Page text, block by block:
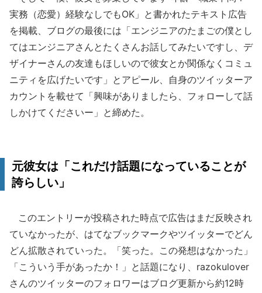
実務（恋愛）経験なしでもOK」と書かれたテキスト広告
を掲載、ブログの最後には「エンジニアのたまごの僕とし
てはエンジニアさんとたくさんお話してみたいですし、デ
ザイナーさんの友達もほしいので彼女とか関係なくコミュ
ニティを広げたいです」とアピール、自身のツイッターア
カウントを載せて「興味がありましたら、フォローして話
しかけてくださいー」と締めた。
元彼女は「これだけ話題になっていることが
誇らしい」
このエントリーが投稿された時点で広告はまだ反映され
ていなかったが、はてなブックマークやツイッターでどん
どん拡散されていった。「笑った。この発想はなかった」
「こういう手があったか！」と話題になり、razokulover
さんのツイッターのフォロワーはブログ更新から約12時